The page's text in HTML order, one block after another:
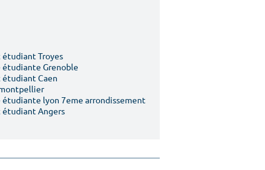
Troyes
étudiante Grenoble
Caen
étudiante lyon 7eme arrondissement
Angers